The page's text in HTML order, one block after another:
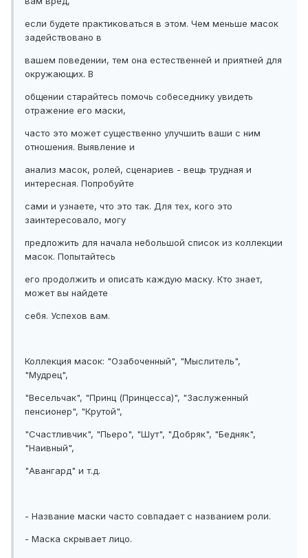
если будете практиковаться в этом. Чем меньше масок
задействовано в
вашем поведении, тем она естественней и приятней для
окружающих. В
общении старайтесь помочь собеседнику увидеть
отражение его маски,
часто это может существенно улучшить ваши с ним
отношения. Выявление и
анализ масок, ролей, сценариев - вещь трудная и
интересная. Попробуйте
сами и узнаете, что это так. Для тех, кого это
заинтересовало, могу
предложить для начала небольшой список из коллекции
масок. Попытайтесь
его продолжить и описать каждую маску. Кто знает,
может вы найдете
себя. Успехов вам.
Коллекция масок: "Озабоченный", "Мыслитель",
"Мудрец",
"Весельчак", "Принц (Принцесса)", "Заслуженный
пенсионер", "Крутой",
"Счастливчик", "Пьеро", "Шут", "Добряк", "Бедняк",
"Наивный",
"Авангард" и т.д.
- Название маски часто совпадает с названием роли.
- Маска скрывает лицо.